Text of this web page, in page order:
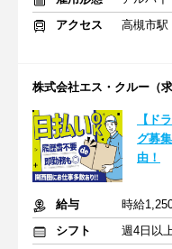
アクセス
高槻市駅
株式会社エス・クルー（
【ド
グ募
由！
給与
時給
シフト